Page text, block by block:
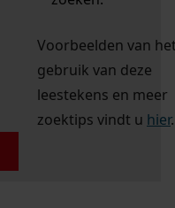
Voorbeelden van
gebruik van deze
leestekens en meer
zoektips vindt u hier.